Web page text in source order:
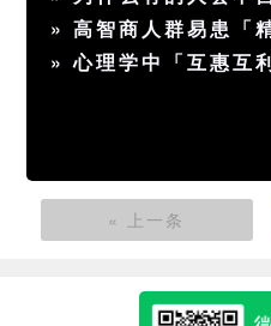
»高智商人群易患「
»心理学中「互惠互
« 上一条